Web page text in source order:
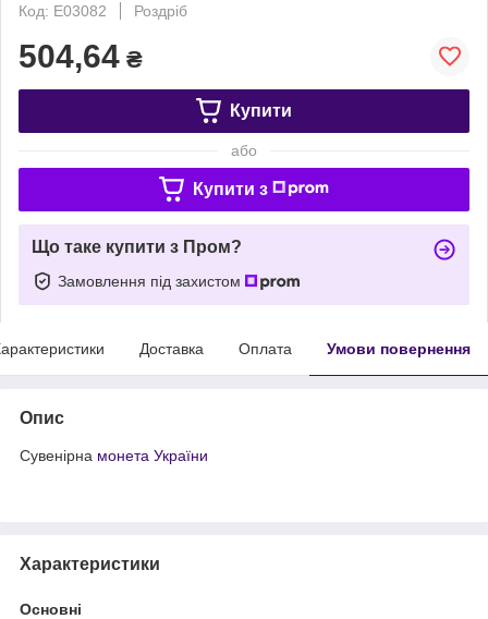
Код: Е03082
Роздріб
504,64 ₴
Купити
або
Купити з
Що таке купити з Пром?
Замовлення під захистом
Доставка Оплата Умови повернення
Опис
Сувенірна монета України
Характеристики
Основні